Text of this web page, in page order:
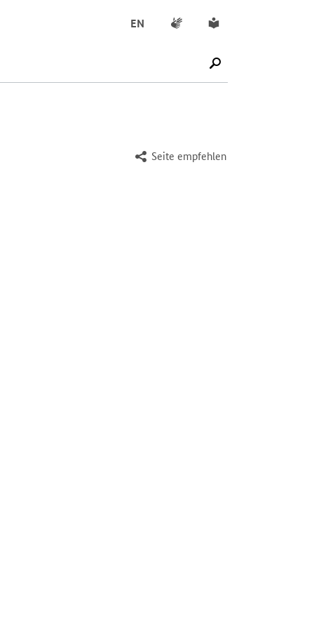
SUCHE STARTEN
EN Gebärdensprache
Leichte Sprache
Seite empfehlen